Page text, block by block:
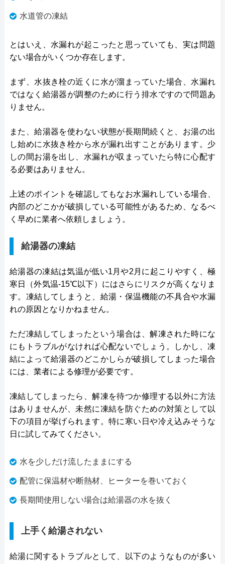
水道管の凍結
とはいえ、水漏れが起こったと思っていても、実は問題
ない場合がいくつか存在します。
まず、水抜き栓の近くに水が溜まっていた場合、水漏れ
ではなく給湯器が調整のために行う排水ですので問題あ
りません。
また、給湯器を使わない状態が長期間続くと、お湯の出
し始めに水抜き栓から水が漏れ出すことがあります。少
しの間お湯を出し、水漏れが収まっていたら特に心配す
る必要はありません。
上述のポイントを確認してもなお水漏れしている場合、
内部のどこかが破損している可能性があるため、なるべ
く早めに業者へ依頼しましょう。
給湯器の凍結
給湯器の凍結は気温が低い1月や2月に起こりやすく、極
寒日（外気温-15℃以下）にはさらにリスクが高くなりま
す。凍結してしまうと、給湯・保温機能の不具合や水漏
れの原因となりかねません。
ただ凍結してしまったという場合は、解凍された時にな
にもトラブルがなければ心配ないでしょう。しかし、凍
結によって給湯器のどこかしらが破損してしまった場合
には、業者による修理が必要です。
凍結してしまったら、解凍を待つか修理する以外に方法
はありませんが、未然に凍結を防ぐための対策として以
下の項目が挙げられます。特に寒い日や冷え込みそうな
日に試してみてください。
水を少しだけ流したままにする
配管に保温材や断熱材、ヒーターを巻いておく
長期間使用しない場合は給湯器の水を抜く
上手く給湯されない
給湯に関するトラブルとして、以下のようなものが多い